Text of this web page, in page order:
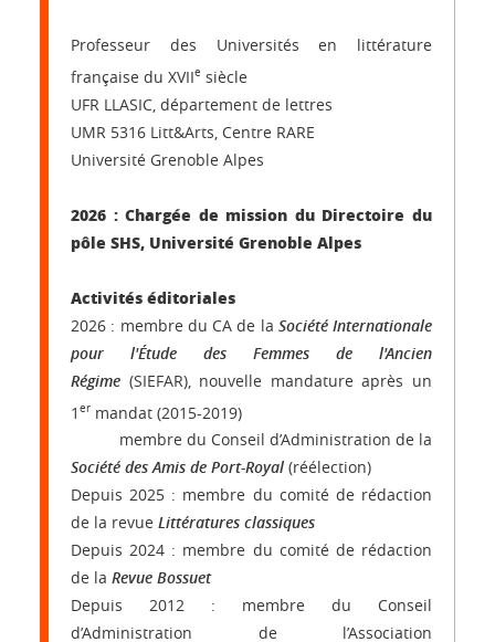
Professeur des Universités en littérature
française du XVIIe siècle
UFR LLASIC, département de lettres
UMR 5316 Litt&Arts, Centre RARE
Université Grenoble Alpes
2026 : Chargée de mission du Directoire du
pôle SHS, Université Grenoble Alpes
Activités éditoriales
2026 : membre du CAde la Société Internationale
pour l'Étude des Femmes de l'Ancien
Régime (SIEFAR), nouvelle mandature après un
1 er mandat (2015-2019)
membre du Conseil d’Administration de la
Société des Amis de Port-Royal (réélection)
Depuis 2025 : membre du comité de rédaction
de la revue Littératures classiques
Depuis 2024 : membre du comité de rédaction
de la Revue Bossuet
Depuis 2012 : membre du Conseil
d’Administration de l’Association